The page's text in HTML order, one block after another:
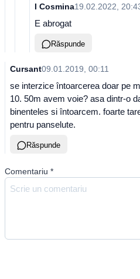
I Cosmina19.02.2022,
E abrogat
Răspunde
Cursant09.01.2019, 00:11
se interzice întoarcerea doar pe
10. 50m avem voie? asa dintr-o
binenteles si întoarcem. foarte
pentru panselute.
Răspunde
Comentariu *